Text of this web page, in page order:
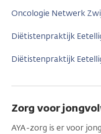
Oncologie Netwerk
Diëtistenpraktijk
Diëtistenpraktijk
Zorg voor
AYA-zorg is er voor